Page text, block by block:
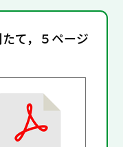
て，５ページ